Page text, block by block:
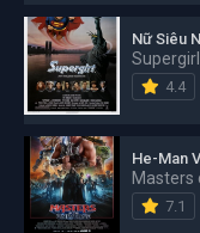
Nữ Siêu
Supergirl
4.4
He-Man
Masters
7.1